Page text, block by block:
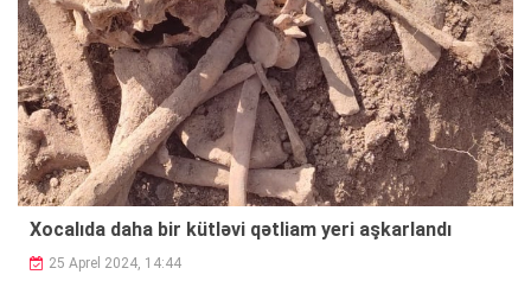
Xocalıda daha bir kütləvi qətliam yeri aşkarlandı
25 Aprel 2024, 14:44